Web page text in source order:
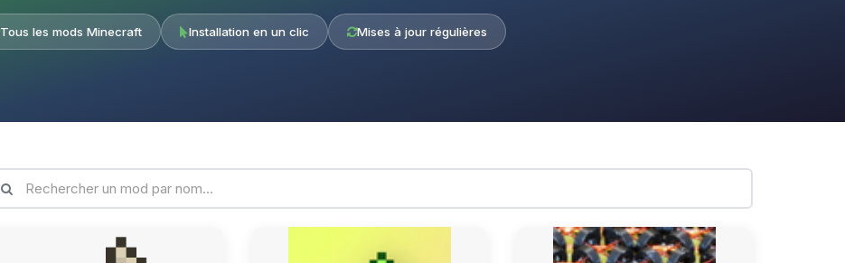
Tous les mods Minecraft Installation en un clic Mises à jour régulières